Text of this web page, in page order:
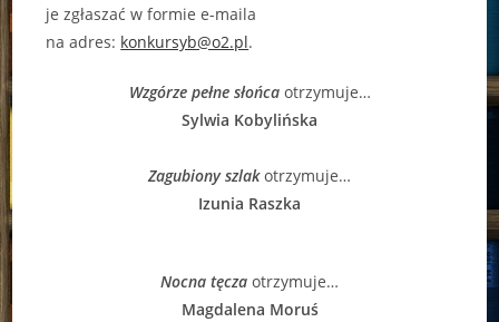
je zgłaszać w formie e-maila
na adres: konkursyb@o2.pl.
Wzgórze pełne słońcaotrzymuje…
Sylwia Kobylińska
Zagubiony szlakotrzymuje…
Izunia Raszka
Nocna tęcza otrzymuje…
Magdalena Moruś